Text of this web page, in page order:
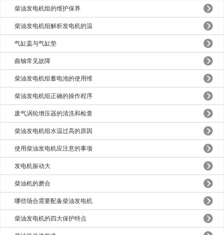
柴油发电机组的维护保养
柴油发电机组解析发电机的温
气缸盖与气缸垫
曲轴常见故障
柴油发电机组蓄电池的使用维
柴油发电机组正确的操作程序
废气涡轮增压器的清洗和检查
柴油发电机组水温过高的原因
使用柴油发电机应注意的事项
发电机振动大
柴油机的磨合
哪些场合需要配备柴油发电机
柴油发电机的四大保护特点